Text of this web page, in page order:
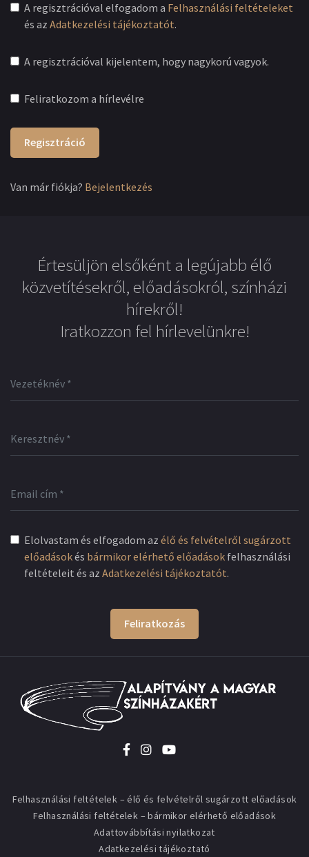
A regisztrációval elfogadom a Felhasználási feltételeket
és az Adatkezelési tájékoztatót.
A regisztrációval kijelentem, hogy nagykorú vagyok.
Feliratkozom a hírlevélre
Regisztráció
Van már fiókja? Bejelentkezés
Értesüljön elsőként a legújabb élő
közvetítésekről, előadásokról, színházi
hírekről!
Iratkozzon fel hírlevelünkre!
Elolvastam és elfogadom az élő és felvételről sugárzott
előadásokés bármikor elérhető előadások felhasználási
feltételeit és az Adatkezelési tájékoztatót.
Feliratkozás
Felhasználási feltételek – élő és felvételről sugárzott előadások
Felhasználási feltételek – bármikor elérhető előadások
Adattovábbítási nyilatkozat
Adatkezelési tájékoztató